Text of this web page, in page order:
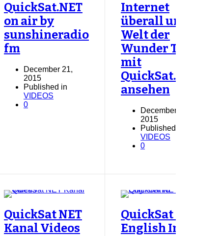
QuickSat.NET
on air by
sunshineradio
fm
December 21,
2015
Published in
VIDEOS
0
Internet
überall und
Welt der
Wunder TV
mit
QuickSat.NET
ansehen
December 21,
2015
Published in
VIDEOS
0
QuickSat NET
Kanal Videos
QuickSat NET
English Info